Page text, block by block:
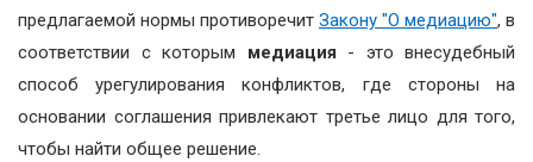
предлагаемой нормы противоречит Закону "О медиацию", в
соответствии с которым медиация - это внесудебный
способ урегулирования конфликтов, где стороны на
основании соглашения привлекают третье лицо для того,
чтобы найти общее решение.